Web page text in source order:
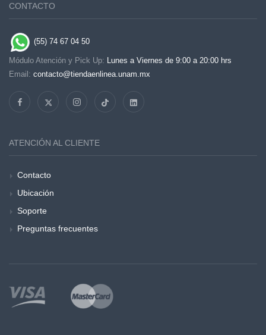
CONTACTO
(55) 74 67 04 50
Módulo Atención y Pick Up: Lunes a Viernes de 9:00 a 20:00 hrs
Email: contacto@tiendaenlinea.unam.mx
ATENCIÓN AL CLIENTE
Contacto
Ubicación
Soporte
Preguntas frecuentes